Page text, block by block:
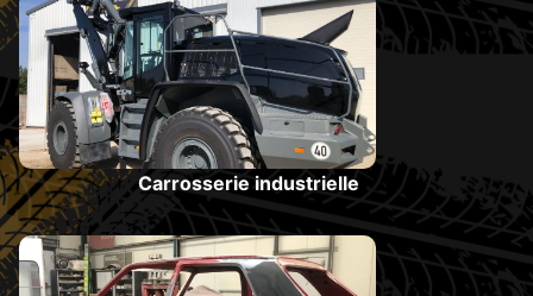
Carrosserie industrielle